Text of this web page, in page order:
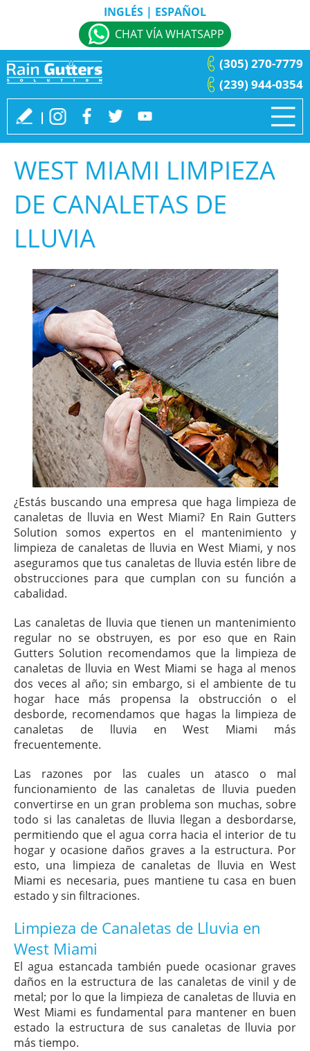
INGLÉS | ESPAÑOL
CHAT VÍA WHATSAPP
(239) 944-0354
(305) 270-7779
WEST MIAMI LIMPIEZA
DE CANALETAS DE
LLUVIA
¿Estás buscando una empresa que haga limpieza de
canaletas de lluvia en West Miami? En Rain Gutters
Solution somos expertos en el mantenimiento y
limpieza de canaletas de lluvia en West Miami, y nos
aseguramos que tus canaletas de lluvia estén libre de
obstrucciones para que cumplan con su función a
cabalidad.
Las canaletas de lluvia que tienen un mantenimiento
regular no se obstruyen, es por eso que en Rain
Gutters Solution recomendamos que la limpieza de
canaletas de lluvia en West Miami se haga al menos
dos veces al año; sin embargo, si el ambiente de tu
hogar hace más propensa la obstrucción o el
desborde, recomendamos que hagas la limpieza de
canaletas de lluvia en West Miami más
frecuentemente.
Las razones por las cuales un atasco o mal
funcionamiento de las canaletas de lluvia pueden
convertirse en un gran problema son muchas, sobre
todo si las canaletas de lluvia llegan a desbordarse,
permitiendo que el agua corra hacia el interior de tu
hogar y ocasione daños graves a la estructura. Por
esto, una limpieza de canaletas de lluvia en West
Miami es necesaria, pues mantiene tu casa en buen
estado y sin filtraciones.
Limpieza de Canaletas de Lluvia en
West Miami
El agua estancada también puede ocasionar graves
daños en la estructura de las canaletas de vinil y de
metal; por lo que la limpieza de canaletas de lluvia en
West Miami es fundamental para mantener en buen
estado la estructura de sus canaletas de lluvia por
más tiempo.